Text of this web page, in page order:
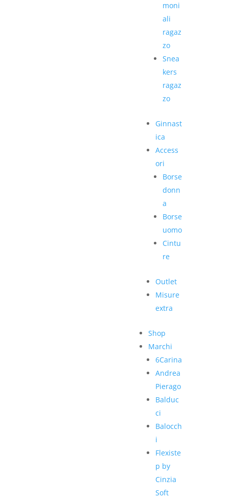
moni
ali
ragaz
zo
Snea
kers
ragaz
zo
Ginnast
ica
Access
ori
Borse
donn
a
Borse
uomo
Cintu
re
Outlet
Misure
extra
Shop
Marchi
6Carina
Andrea
Pierago
Balduc
ci
Balocch
i
Flexiste
p by
Cinzia
Soft